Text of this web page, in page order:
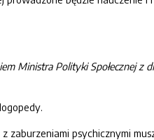
Ministra Polityki Społecznej z
zaburzeniami psychicznymi